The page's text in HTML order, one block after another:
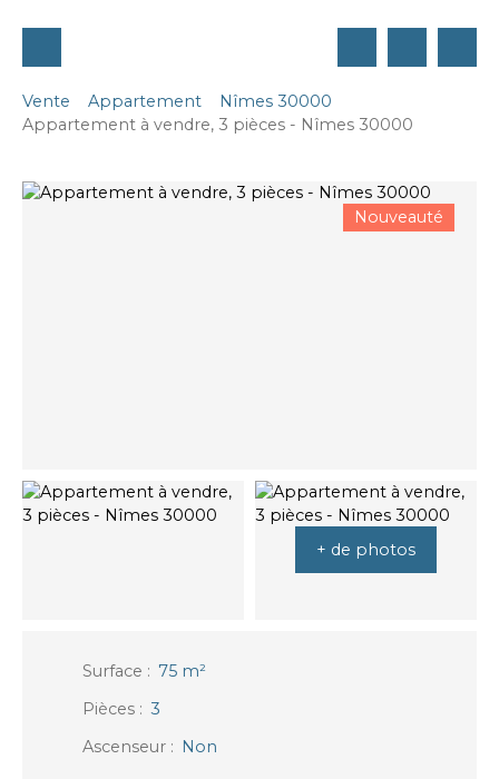
Vente Appartement
Nîmes 30000
Appartement à vendre, 3 pièces - Nîmes 30000
Nouveauté
+ de photos
Surface : 75 m²
Pièces : 3
Ascenseur : Non